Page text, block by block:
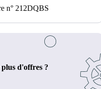
n° 212DQBS
d'offres ?